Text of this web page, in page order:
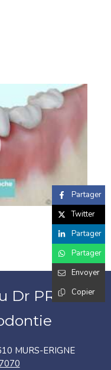
Partager
Twitter
Partager
Partager
Envoyer
Copier
Dr PROTAT
MURS-ERIGNE